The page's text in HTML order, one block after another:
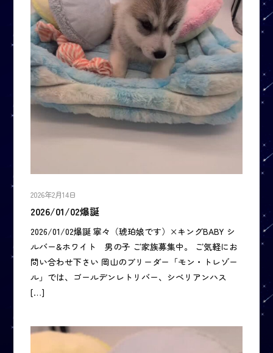
2026年2月14日
2026/01/02爆誕
2026/01/02爆誕 寧々（琥珀娘です）×キングBABY シ
ルバー&ホワイト 男の子 ご家族募集中。 ご気軽にお
問い合わせ下さい 岡山のブリーダー「モン・トレゾー
ル」では、ゴールデンレトリバー、シベリアンハス
[…]